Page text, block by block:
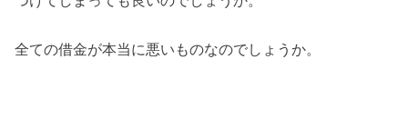
全ての借金が本当に悪いものなのでしょうか。